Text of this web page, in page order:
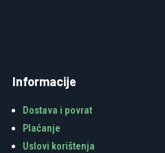
Informacije
Dostava i povrat
Plaćanje
Uslovi korištenja